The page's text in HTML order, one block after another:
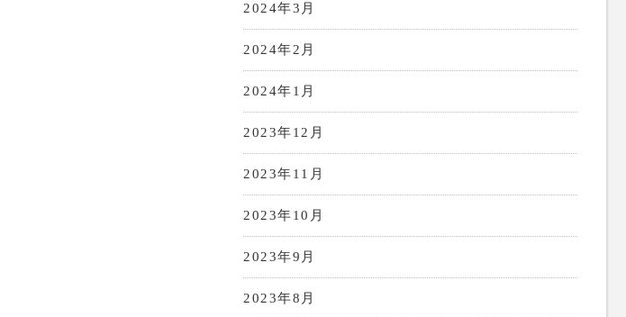
2024年3月
2024年2月
2024年1月
2023年12月
2023年11月
2023年10月
2023年9月
2023年8月